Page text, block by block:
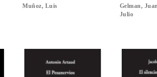
Muñoz, Luis
Gelman,
Julio